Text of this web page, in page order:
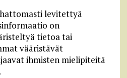
levitettyä
on
tietoa tai
vääristävät
ihmisten mielipiteitä